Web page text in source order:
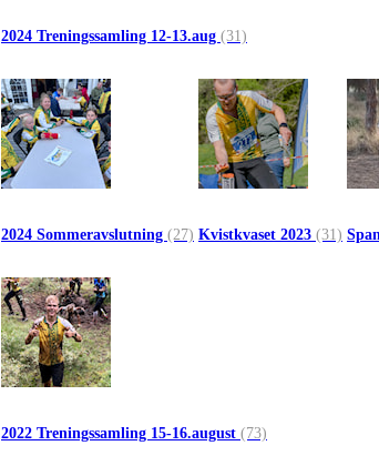
2024 Treningssamling 12-13.aug (31)
2024 Sommeravslutning (27) Kvistkvaset 2023 (31)
2022 Treningssamling 15-16.august (73)